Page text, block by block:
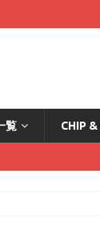
覧 CHIP